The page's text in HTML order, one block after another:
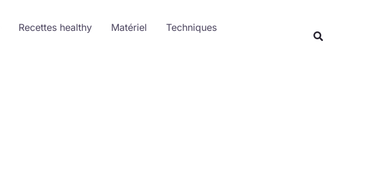
Recettes healthy Matériel
Techniques